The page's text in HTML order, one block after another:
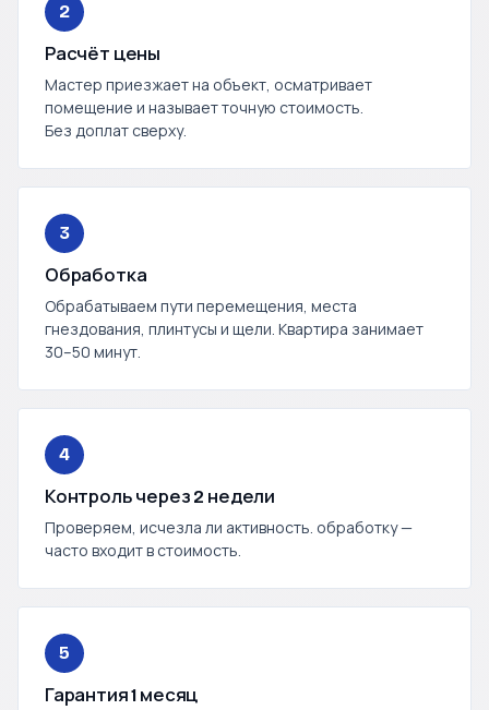
2
Расчёт цены
Мастер приезжает на объект, осматривает
помещение и называет точную стоимость.
Без доплат сверху.
3
Обработка
Обрабатываем пути перемещения, места
гнездования, плинтусы и щели. Квартира занимает
30–50 минут.
4
Контроль через 2 недели
Проверяем, исчезла ли активность. обработку —
часто входит в стоимость.
5
Гарантия 1 месяц